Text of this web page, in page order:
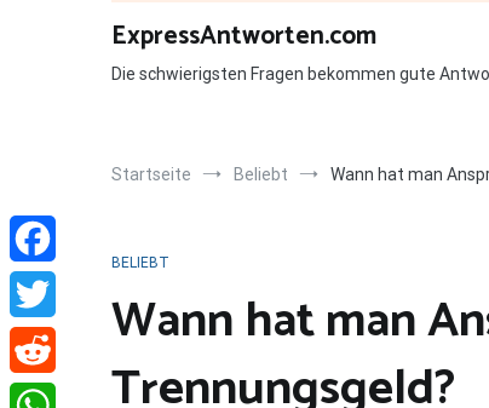
ExpressAntworten.com
Die schwierigsten Fragen bekommen gute
Startseite Beliebt Wann hat man
BELIEBT
Wann hat man
Trennungsgeld?
Facebook
Twitter
Reddit